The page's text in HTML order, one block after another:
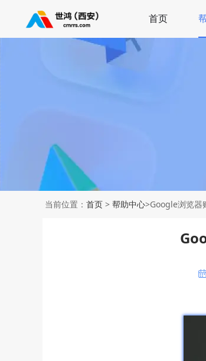
首页
当前位置： 首页 > 帮助中心>Google浏览器